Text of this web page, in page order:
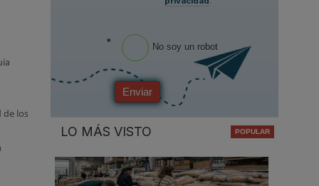
de los
* No soy un robot
Enviar
LO MÁS VISTO